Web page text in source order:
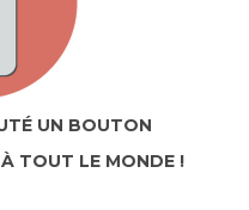
UN BOUTON
TOUT LE MONDE !